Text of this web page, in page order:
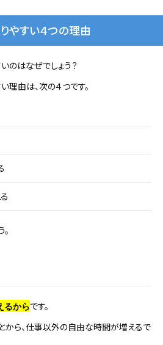
やすい４つの理由
のはなぜでしょう？
由は、次の４つです。
るからです。
から、仕事以外の自由な時間が増えるで